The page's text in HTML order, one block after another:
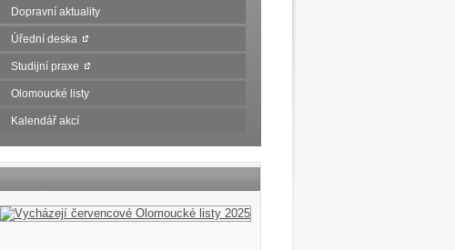
Dopravní aktuality
Úřední deska
Studijní praxe
Olomoucké listy
Kalendář akcí